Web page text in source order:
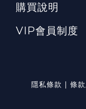
購買說明
VIP會員制度
隱私條款 | 條